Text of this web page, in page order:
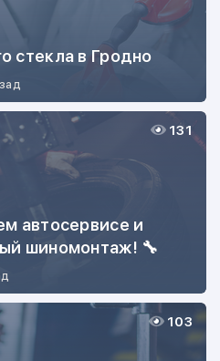
стекла в Гродно
автосервисе и
шиномонтаж! 🔧
131
103